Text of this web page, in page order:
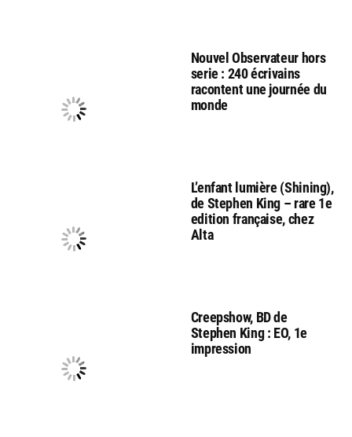
Nouvel Observateur hors
serie : 240 écrivains
racontent une journée du
monde
L’enfant lumière (Shining),
de Stephen King – rare 1e
edition française, chez
Alta
Creepshow, BD de
Stephen King : EO, 1e
impression